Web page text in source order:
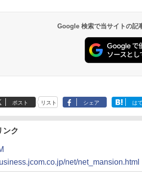
Google 検索で当サイトの記
ポスト リスト シェア は
ンク
net/net_mansion.html